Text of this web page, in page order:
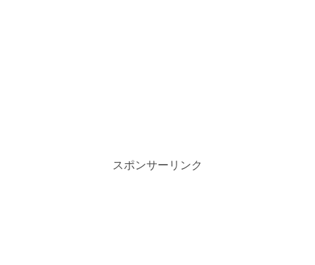
スポンサーリンク